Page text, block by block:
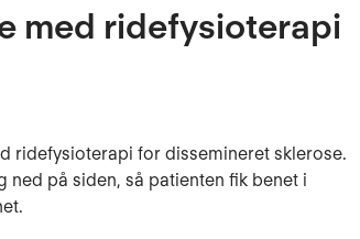
med ridefysioterapi
ridefysioterapi for dissemineret sklerose.
ned på siden, så patienten fik benet i